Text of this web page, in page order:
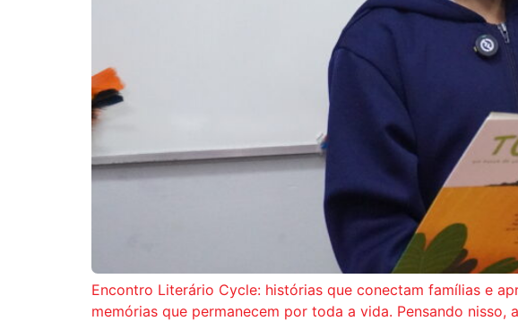
Encontro Literário Cycle: histórias que conectam famílias e
memórias que permanecem por toda a vida. Pensando